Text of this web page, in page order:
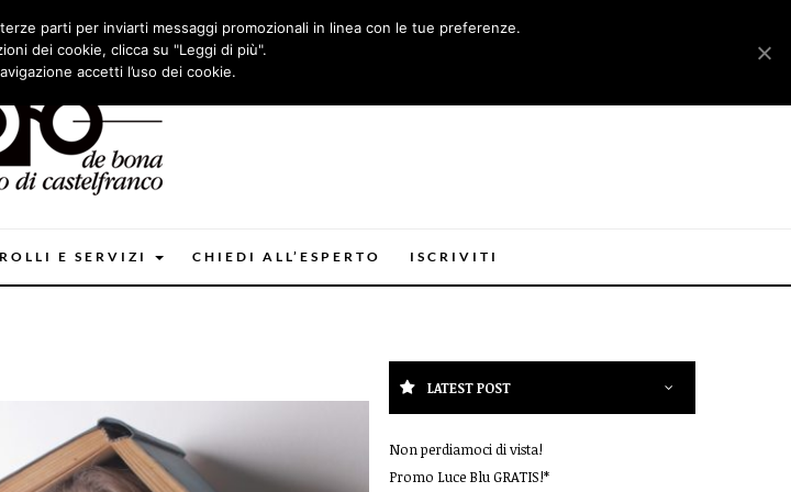
E SERVIZI CHIEDI ALL’ESPERTO ISCRIVITI
LATEST POST
Non perdiamoci di vista!
Promo Luce Blu GRATIS!*
parti per inviarti messaggi promozionali in linea con le tue preferenze.
dei cookie, clicca su "Leggi di più".
accetti l’uso dei cookie.